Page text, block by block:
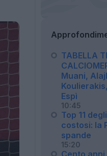
TABELLA
Muani,
Espì
10:45
Top 11
costosi: la
spande
15:20
Cento